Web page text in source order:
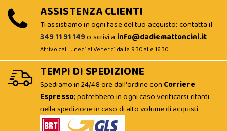
ASSISTENZA CLIENTI
Ti assistiamo in ogni fase del tuo acquisto: contatta il
349 11 91 149o scrivi a info@dadiemattoncini.it
Attivo dal Lunedì al Venerdì dalle 9:30 alle 16:30
TEMPI DI SPEDIZIONE
Spediamo in 24/48 ore dall'ordine con Corriere
Espresso; potrebbero in ogni caso verificarsi ritardi
nella spedizione in caso di alto volume di acquisti.